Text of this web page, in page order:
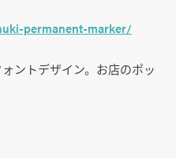
permanent-marker/
ントデザイン。お店のポッ